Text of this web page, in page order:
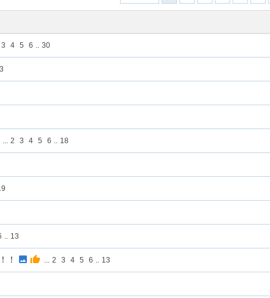
3 4 5 6 .. 30
... 2 3 4 5 6 .. 18
.. 13
！ ... 2 3 4 5 6 .. 13